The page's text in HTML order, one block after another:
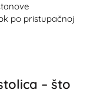
po pristupačnoj
– što